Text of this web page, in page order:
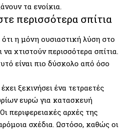
τα ενοίκια.
περισσότερα σπίτια
η μόνη ουσιαστική λύση στο
χτιστούν περισσότερα σπίτια.
είναι πιο δύσκολο από όσο
ξεκινήσει ένα τετραετές
ευρώ για κατασκευή
περιφερειακές αρχές της
σχέδια. Ωστόσο, καθώς οι